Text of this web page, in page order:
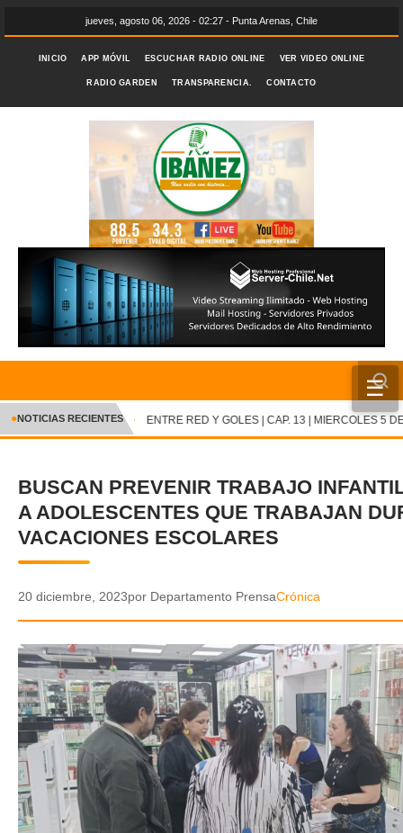
jueves, agosto 06, 2026 - 02:27 - Punta Arenas, Chile
INICIO APP MÓVIL ESCUCHAR RADIO ONLINE VER VIDEO ONLINE
RADIO GARDEN TRANSPARENCIA. CONTACTO
☰
INICIO
CRÓNICA
DEPORTES
ENTRETENIMIENTO Y CULTURA
AUDIOS
VIDEOS
GALERIA DE FOTOS
APP MÓVIL
TRANSPARENCIA
✕
●NOTICIAS RECIENTES ENTRE RED Y GOLES | CAP. 13 | MIERCOLES 5
BUSCAN PREVENIR TRABAJO
A ADOLESCENTES QUE TRABAJAN
VACACIONES ESCOLARES
20 diciembre, 2023por Departamento PrensaCrónica